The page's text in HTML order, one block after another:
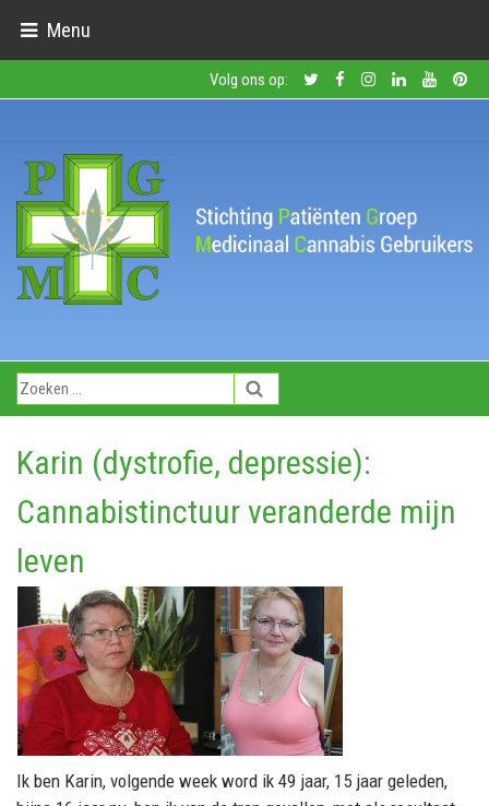
Menu
Volg ons op:
Karin (dystrofie, depressie):
Cannabistinctuur veranderde mijn
leven
Ik ben Karin, volgende week word ik 49 jaar, 15 jaar geleden,